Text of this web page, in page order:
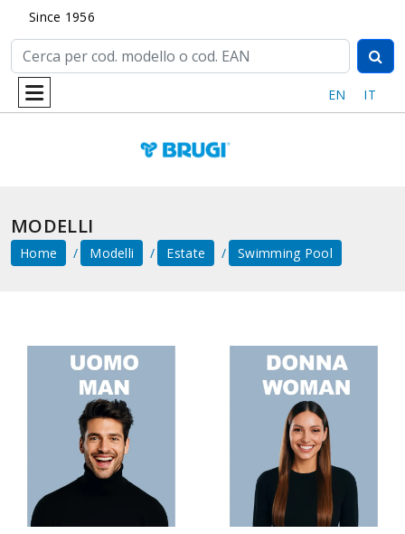
Since 1956
EN IT
MODELLI
Home Modelli Estate Swimming Pool